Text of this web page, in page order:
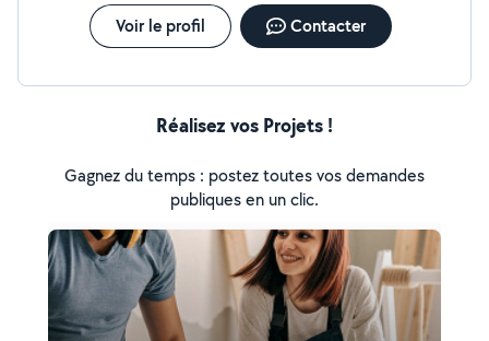
Voir le profil Contacter
Réalisez vos Projets !
Gagnez du temps : postez toutes vos demandes
publiques en un clic.